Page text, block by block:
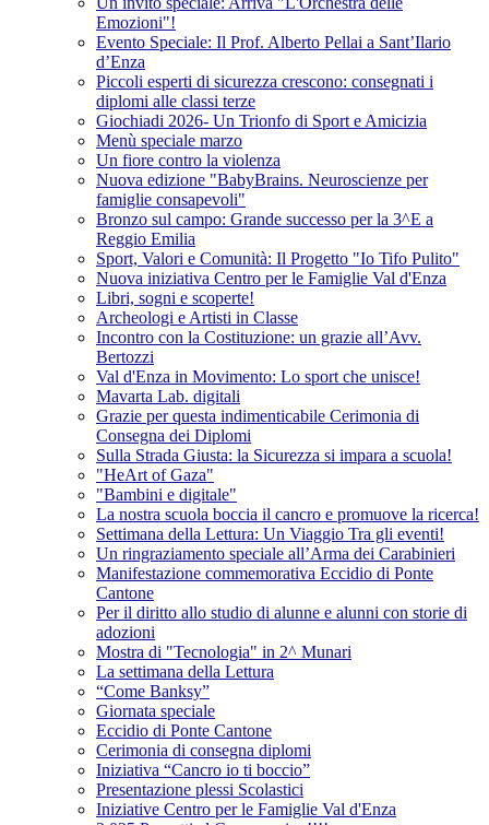
Emozioni"!
Evento Speciale: Il Prof. Alberto Pellai a Sant’Ilario
d’Enza
Piccoli esperti di sicurezza crescono: consegnati i
diplomi alle classi terze
Giochiadi 2026- Un Trionfo di Sport e Amicizia
Menù speciale marzo
Un fiore contro la violenza
Nuova edizione "BabyBrains. Neuroscienze per
famiglie consapevoli"
Bronzo sul campo: Grande successo per la 3^E a
Reggio Emilia
Sport, Valori e Comunità: Il Progetto "Io Tifo Pulito"
Nuova iniziativa Centro per le Famiglie Val d'Enza
Libri, sogni e scoperte!
Archeologi e Artisti in Classe
Incontro con la Costituzione: un grazie all’Avv.
Bertozzi
Val d'Enza in Movimento: Lo sport che unisce!
Mavarta Lab. digitali
Grazie per questa indimenticabile Cerimonia di
Consegna dei Diplomi
Sulla Strada Giusta: la Sicurezza si impara a scuola!
"HeArt of Gaza"
"Bambini e digitale"
La nostra scuola boccia il cancro e promuove la ricerca!
Settimana della Lettura: Un Viaggio Tra gli eventi!
Un ringraziamento speciale all’Arma dei Carabinieri
Manifestazione commemorativa Eccidio di Ponte
Cantone
Per il diritto allo studio di alunne e alunni con storie di
adozioni
Mostra di "Tecnologia" in 2^ Munari
La settimana della Lettura
“Come Banksy”
Giornata speciale
Eccidio di Ponte Cantone
Cerimonia di consegna diplomi
Iniziativa “Cancro io ti boccio”
Presentazione plessi Scolastici
Iniziative Centro per le Famiglie Val d'Enza